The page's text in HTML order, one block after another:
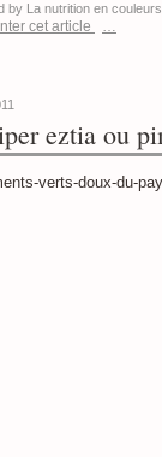
by La nutrition en couleurs
cet article
…
eztia ou